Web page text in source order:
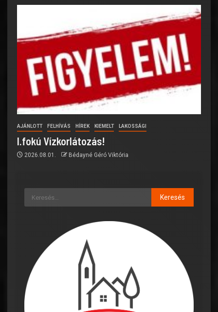
AJÁNLOTT FELHÍVÁS HÍREK KIEMELT LAKOSSÁGI
I.fokú Vízkorlátozás!
2026.08.01. Bédayné Géró Viktória